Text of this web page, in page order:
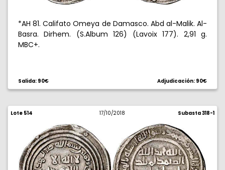
*AH 81. Califato Omeya de Damasco. Abd al-Malik. Al-
Basra. Dirhem. (S.Album 126) (Lavoix 177). 2,91 g.
MBC+.
Salida: 90€ Adjudicación: 90€
Lote 514 17/10/2018 Subasta 318-1